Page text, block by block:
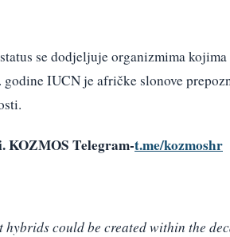
se dodjeljuje organizmima
IUCN je afričke slonove
KOZMOS Telegram-t.me/kozmoshr
hybrids could be created within the